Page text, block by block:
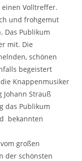
Volltreffer.
und frohgemut
Das Publikum
mit. Die
schönen
begeistert
Knappenmusiker
Johann Strauß
das Publikum
bekannten
großen
der schönsten